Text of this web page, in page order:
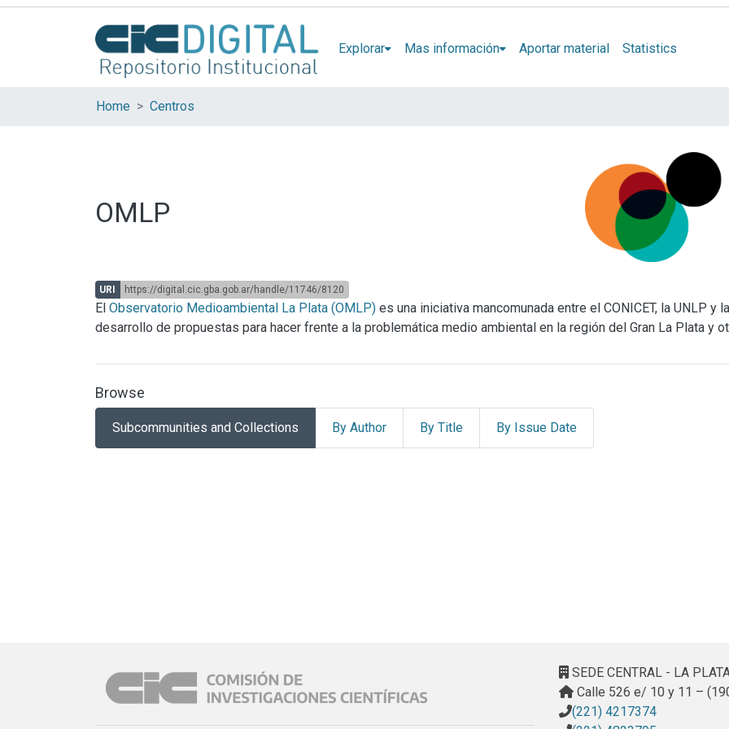
Explorar Mas información Aportar material Statistics
Home Centros
OMLP
URI https://digital.cic.gba.gob.ar/handle/11746/8120
El Observatorio Medioambiental La Plata (OMLP) es una iniciativa mancomunada entre el CONICET, la UNLP
desarrollo de propuestas para hacer frente a la problemática medio ambiental en la región del Gran La Plata y
Browse
Subcommunities and Collections By Author By Title By Issue Date
SEDE CENTRAL - LA
Calle 526 e/ 10 y 11 –
(221) 4217374